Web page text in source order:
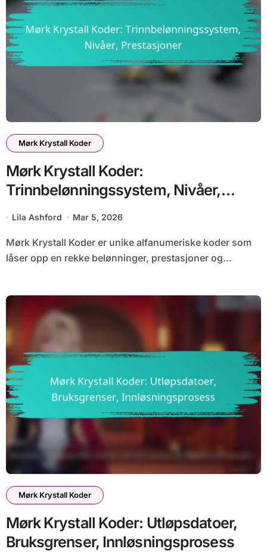
Mørk Krystall Koder
Mørk Krystall Koder:
Trinnbelønningssystem, Nivåer,
Prestasjoner
Lila Ashford Mar 5, 2026
Mørk Krystall Koder er unike alfanumeriske koder som
låser opp en rekke belønninger, prestasjoner og...
Mørk Krystall Koder
Mørk Krystall Koder: Utløpsdatoer,
Bruksgrenser, Innløsningsprosess